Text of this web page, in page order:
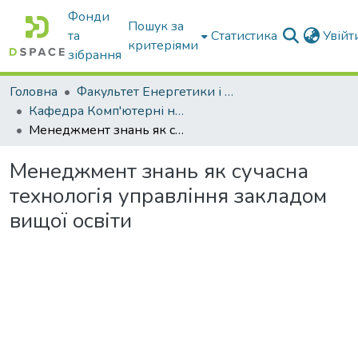
Фонди
та
зібрання
Пошук за
критеріями
Статистика
Головна
Факультет Енергетики і комп'ютерних технологій
Кафедра Комп'ютерні науки
Менеджмент знань як сучасна технологія управління закладом вищої освіти
Менеджмент знань як сучасна
технологія управління закладом
вищої освіти